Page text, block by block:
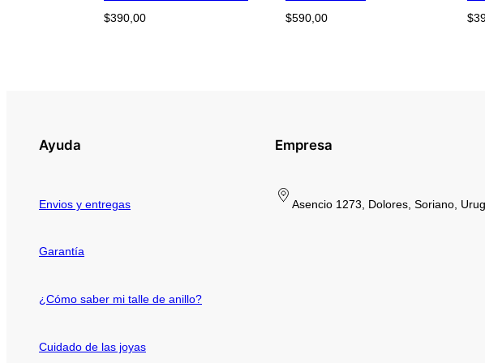
$390,00
$590,00
$
Ayuda
Envios y entregas
Garantía
¿Cómo saber mi talle de anillo?
Cuidado de las joyas
Empresa
Asencio 1273, Dolores, Soriano,